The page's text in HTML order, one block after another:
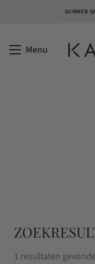
SUMMER
Menu
1 resultaten